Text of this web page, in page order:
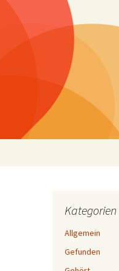
Kategorien
Allgemein
Gefunden